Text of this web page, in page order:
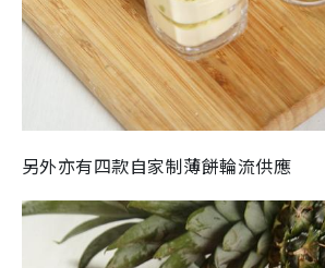
另外亦有四款自家制薄餅輪流供應